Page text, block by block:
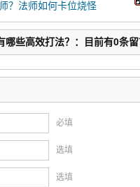
？法师如何卡位烧怪
哪些高效打法？：目前有0条
必填
选填
选填